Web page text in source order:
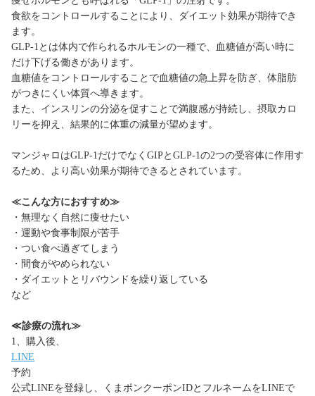
食欲をコントロールすることにより、ダイエット効果が期待でき
ます。
GLP-1とは体内で作られるホルモンの一種で、血糖値が高い時に
だけ下げる働きがあります。
血糖値をコントロールすることで血糖値の急上昇を防ぎ、体脂肪
がつきにくい体質へ導きます。
また、インスリンの分泌を促すことで満腹感が持続し、摂取カロ
リーを抑え、結果的に体重の減量が望めます。
マンジャロはGLP-1だけでなくGIPとGLP-1の2つの受容体に作用す
るため、より高い効果が期待できるとされています。
≪こんな方におすすめ≫
・無理なく自然に痩せたい
・運動や食事制限が苦手
・つい食べ過ぎてしまう
・間食がやめられない
・ダイエットとリバウンドを繰り返している
など
≪診療の流れ≫
1、購入後、
LINE
予約
公式LINEを登録し、くまポンクーポンIDとフルネームをLINEで